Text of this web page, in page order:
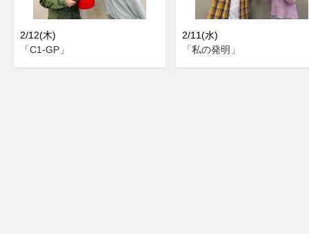
2/12(木)
「C1-GP」
2/11(水)
「私の発明」